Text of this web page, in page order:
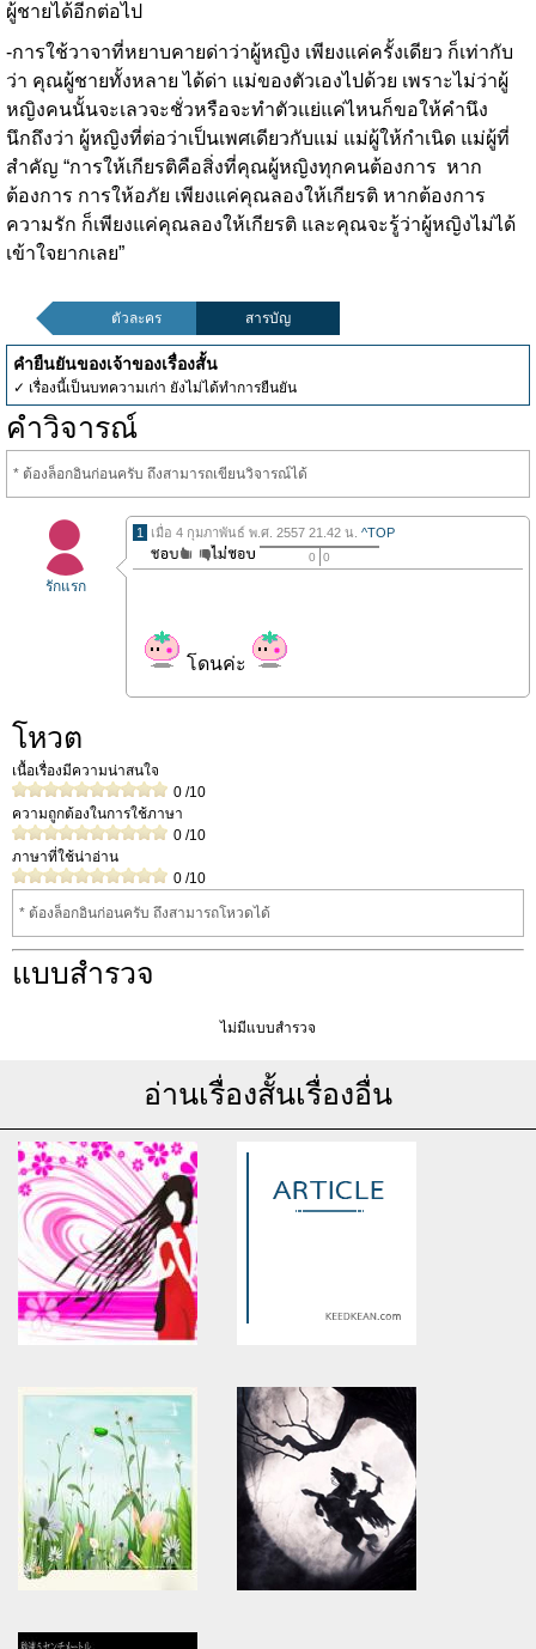
ผู้ชายได้อีกต่อไป
-การใช้วาจาที่หยาบคายด่าว่าผู้หญิง เพียงแค่ครั้งเดียว ก็เท่ากับ
ว่า คุณผู้ชายทั้งหลาย ได้ด่า แม่ของตัวเองไปด้วย เพราะไม่ว่าผู้
หญิงคนนั้นจะเลวจะชั่วหรือจะทำตัวแย่แค่ไหนก็ขอให้คำนึง
นึกถึงว่า ผู้หญิงที่ต่อว่าเป็นเพศเดียวกับแม่ แม่ผู้ให้กำเนิด แม่ผู้ที่
สำคัญ “การให้เกียรติคือสิ่งที่คุณผู้หญิงทุกคนต้องการ หาก
ต้องการ การให้อภัย เพียงแค่คุณลองให้เกียรติ หากต้องการ
ความรัก ก็เพียงแค่คุณลองให้เกียรติ และคุณจะรู้ว่าผู้หญิงไม่ได้
เข้าใจยากเลย”
ตัวละคร สารบัญ
คำยืนยันของเจ้าของเรื่องสั้น
✓ เรื่องนี้เป็นบทความเก่า ยังไม่ได้ทำการยืนยัน
คำวิจารณ์
* ต้องล็อกอินก่อนครับ ถึงสามารถเขียนวิจารณ์ได้
รักแรก
1 เมื่อ 4 กุมภาพันธ์ พ.ศ. 2557 21.42 น. ^TOP
0 0
โดนค่ะ
โหวต
เนื้อเรื่องมีความน่าสนใจ
0 /10
ความถูกต้องในการใช้ภาษา
0 /10
ภาษาที่ใช้น่าอ่าน
0 /10
* ต้องล็อกอินก่อนครับ ถึงสามารถโหวดได้
แบบสำรวจ
ไม่มีแบบสำรวจ
อ่านเรื่องสั้นเรื่องอื่น
Warning: Use of undefined
constant article_topic -
assumed 'article_topic' (this
will throw an Error in a future
version of PHP) in
/home/keedkean/domains/keedkean.com/public_html/include/article/
on line534
เธอรักฉันจริงหรือ
Warning: Use of undefined
constant article_topic -
assumed 'article_topic' (this
will throw an Error in a future
version of PHP) in
/home/keedkean/domains/
on line534
ครอบครอง
Warning: Use of undefined